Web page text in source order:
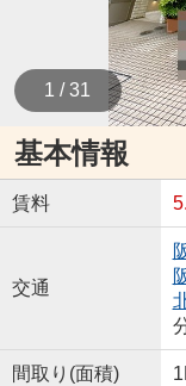
1 / 31
基本情報
賃料
交通
間取り(面積)